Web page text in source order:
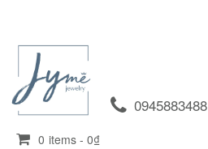
0945883488
0 items - 0₫